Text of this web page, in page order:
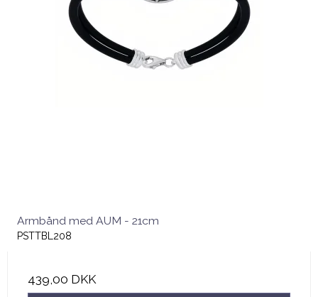
Armbånd med AUM - 21cm
PSTTBL208
439,00 DKK